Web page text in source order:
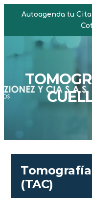
Autoagenda tu Cita
(TAC)